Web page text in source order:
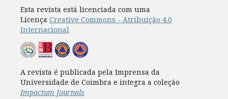
Esta revista está licenciada com uma
Licença Creative Commons - Atribuição 4.0
Internacional
A revista é publicada pela Imprensa da
Universidade de Coimbra e integra a coleção
Impactum Journals